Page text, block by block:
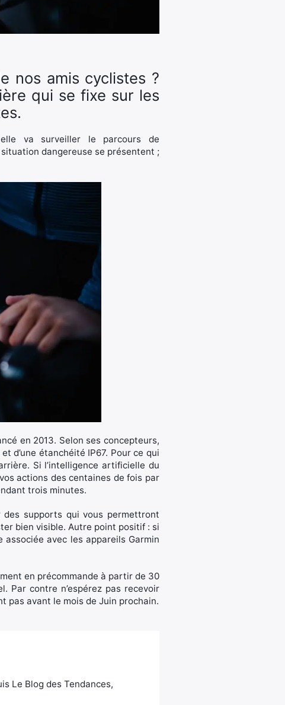
nos amis cyclistes ?
qui se fixe sur les
va surveiller le parcours de
dangereuse se présentent ;
en 2013. Selon ses concepteurs,
d’une étanchéité IP67. Pour ce qui
Si l’intelligence artificielle du
actions des centaines de fois par
trois minutes.
supports qui vous permettront
bien visible. Autre point positif : si
associée avec les appareils Garmin
en précommande à partir de 30
Par contre n’espérez pas recevoir
pas avant le mois de Juin prochain.
Le Blog des Tendances,